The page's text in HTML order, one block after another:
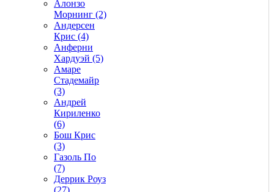
Алонзо
Морнинг (2)
Андерсен
Крис (4)
Анферни
Xардуэй (5)
Амаре
Стадемайр
(3)
Андрей
Кириленко
(6)
Бош Крис
(3)
Газоль По
(7)
Деррик Роуз
(27)